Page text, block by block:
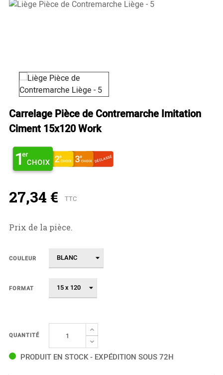
Carrelage Pièce de Contremarche Imitation
Ciment 15x120 Work
27,34 € TTC
Prix de la pièce.
COULEUR
FORMAT
QUANTITÉ
PRODUIT EN STOCK - EXPÉDITION SOUS 72H